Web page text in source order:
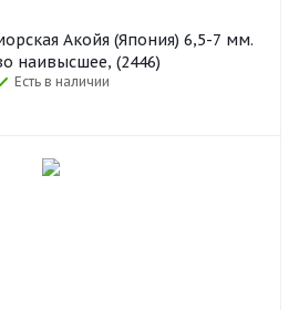
Акойя (Япония) 6,5-7 мм.
наивысшее, (2446)
Есть в наличии